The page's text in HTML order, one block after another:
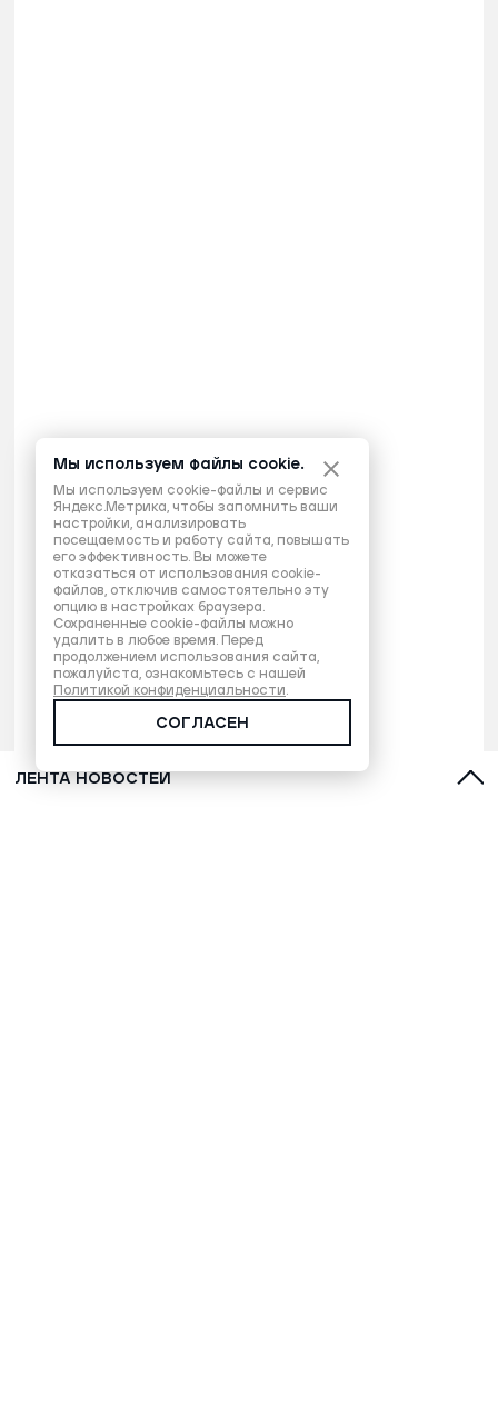
ЛЕНТА НОВОСТЕЙ
Мы используем файлы cookie.
Мы используем cookie-файлы и сервис
Яндекс.Метрика, чтобы запомнить ваши
настройки, анализировать
посещаемость и работу сайта, повышать
его эффективность. Вы можете
отказаться от использования cookie-
файлов, отключив самостоятельно эту
опцию в настройках браузера.
Сохраненные cookie-файлы можно
удалить в любое время. Перед
продолжением использования сайта,
пожалуйста, ознакомьтесь с нашей
Политикой конфиденциальности.
СОГЛАСЕН